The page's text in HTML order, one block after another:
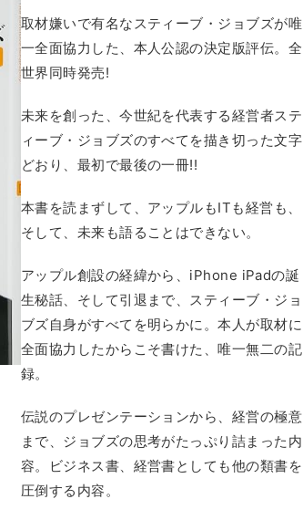
取材嫌いで有名なスティーブ・ジョブズが唯
一全面協力した、本人公認の決定版評伝。全
世界同時発売!
未来を創った、今世紀を代表する経営者ステ
ィーブ・ジョブズのすべてを描き切った文字
どおり、最初で最後の一冊!!
本書を読まずして、アップルもITも経営も、
そして、未来も語ることはできない。
アップル創設の経緯から、iPhone iPadの誕
生秘話、そして引退まで、スティーブ・ジョ
ブズ自身がすべてを明らかに。本人が取材に
全面協力したからこそ書けた、唯一無二の記
録。
伝説のプレゼンテーションから、経営の極意
まで、ジョブズの思考がたっぷり詰まった内
容。ビジネス書、経営書としても他の類書を
圧倒する内容。